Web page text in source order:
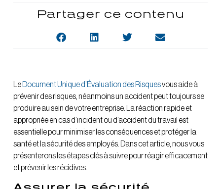
Partager ce contenu
Le Document Unique d’Évaluation des Risquesvous aide à
prévenir des risques, néanmoins un accident peut toujours se
produire au sein de votre entreprise. La réaction rapide et
appropriée en cas d’incident ou d’accident du travail est
essentielle pour minimiser les conséquences et protéger la
santé et la sécurité des employés. Dans cet article, nous vous
présenterons les étapes clés à suivre pour réagir efficacement
et prévenir les récidives.